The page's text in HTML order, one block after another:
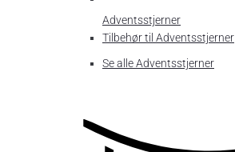
Adventsstjerner
Tilbehør til Adventsstjerner
Se alle Adventsstjerner